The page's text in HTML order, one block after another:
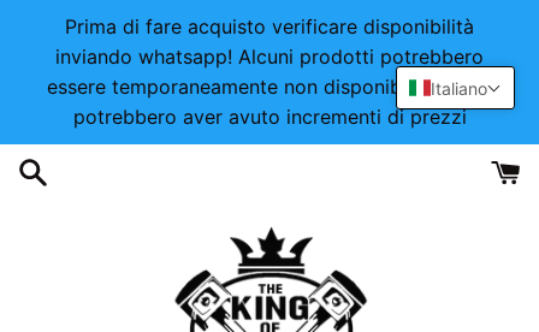
direttamente
Prima di fare acquisto verificare disponibilità
inviando whatsapp! Alcuni prodotti potrebbero
essere temporaneamente non disponibili o alcuni
potrebbero aver avuto incrementi di prezzi
Italiano